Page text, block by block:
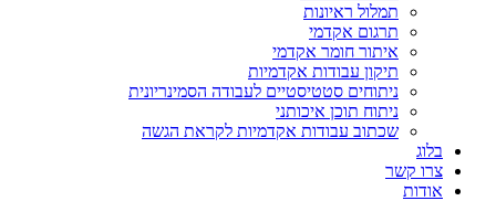
תמלול ראיונות
תרגום אקדמי
איתור חומר אקדמי
תיקון עבודות אקדמיות
ניתוחים סטטיסטיים לעבודה הסמינריונית
ניתוח תוכן איכותני
שכתוב עבודות אקדמיות לקראת הגשה
בלוג
צרו קשר
אודות